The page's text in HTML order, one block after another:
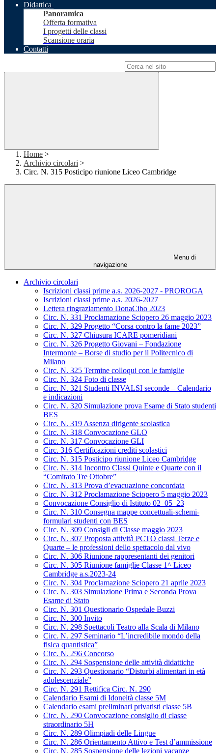
Didattica
Panoramica
Offerta formativa
I progetti delle classi
Scansione oraria
Contatti
Home >
Archivio circolari >
Circ. N. 315 Posticipo riunione Liceo Cambridge
Menu di
navigazione
Archivio circolari
Iscrizioni classi prime a.s. 2026-2027 - PROROGA
Iscrizioni classi prime a.s. 2026-2027
Lettera ringraziamento DonaCibo 2023
Circ. N. 331 Proclamazione Sciopero 26 maggio 2023
Circ. N. 329 Progetto “Corsa contro la fame 2023”
Circ. N. 327 Chiusura ICARE pomeridiani
Circ. N. 326 Progetto Giovani – Fondazione
Intermonte – Borse di studio per il Politecnico di
Milano
Circ. N. 325 Termine colloqui con le famiglie
Circ. N. 324 Foto di classe
Circ. N. 321 Studenti INVALSI seconde – Calendario
e indicazioni
Circ. N. 320 Simulazione prova Esame di Stato studenti
BES
Circ. N. 319 Assenza dirigente scolastica
Circ. N. 318 Convocazione GLO
Circ. N. 317 Convocazione GLI
Circ. 316 Certificazioni crediti scolastici
Circ. N. 315 Posticipo riunione Liceo Cambridge
Circ. N. 314 Incontro Classi Quinte e Quarte con il
“Comitato Tre Ottobre”
Circ. N. 313 Prova d’evacuazione concordata
Circ. N. 312 Proclamazione Sciopero 5 maggio 2023
Convocazione Consiglio di Istituto 02_05_23
Circ. N. 310 Consegna mappe concettuali-schemi-
formulari studenti con BES
Circ. N. 309 Consigli di Classe maggio 2023
Circ. N. 307 Proposta attività PCTO classi Terze e
Quarte – le professioni dello spettacolo dal vivo
Circ. N. 306 Riunione rappresentanti dei genitori
Circ. N. 305 Riunione famiglie Classe 1^ Liceo
Cambridge a.s.2023-24
Circ. N. 304 Proclamazione Sciopero 21 aprile 2023
Circ. N. 303 Simulazione Prima e Seconda Prova
Esame di Stato
Circ. N. 301 Questionario Ospedale Buzzi
Circ. N. 300 Invito
Circ. N. 298 Spettacoli Teatro alla Scala di Milano
Circ. N. 297 Seminario “L’incredibile mondo della
fisica quantistica”
Circ. N. 296 Concorso
Circ. N. 294 Sospensione delle attività didattiche
Circ. N. 293 Questionario “Disturbi alimentari in età
adolescenziale”
Circ. N. 291 Rettifica Circ. N. 290
Calendario Esami di Idoneità classe 5M
Calendario esami preliminari privatisti classe 5B
Circ. N. 290 Convocazione consiglio di classe
straordinario 5H
Circ. N. 289 Olimpiadi delle Lingue
Circ. N. 286 Orientamento Attivo e Test d’ammissione
Circ. N. 285 Sospensione delle lezioni vacanze